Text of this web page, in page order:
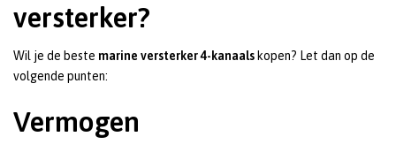
versterker?
Wil je de beste marine versterker 4-kanaals kopen? Let dan op de
volgende punten:
Vermogen